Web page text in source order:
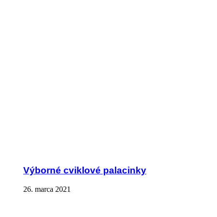
Výborné cviklové palacinky
26. marca 2021